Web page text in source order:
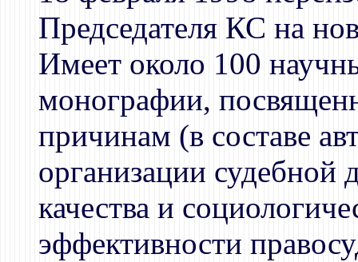
Председателя КС на
Имеет около 100
монографии,
причинам (в составе
организации судебной
качества и
эффективности